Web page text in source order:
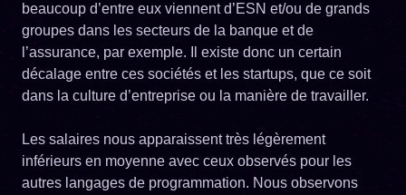
beaucoup d’entre eux viennent d’ESN et/ou de grands
groupes dans les secteurs de la banque et de
l’assurance, par exemple. Il existe donc un certain
décalage entre ces sociétés et les startups, que ce soit
dans la culture d’entreprise ou la manière de travailler.
Les salaires nous apparaissent très légèrement
inférieurs en moyenne avec ceux observés pour les
autres langages de programmation. Nous observons